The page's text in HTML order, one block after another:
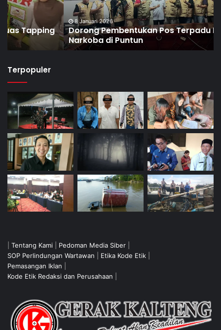
8 Januari 2026
Dorong Pembentukan Pos Terpadu Berantas
Narkoba di Puntun
Terpopuler
Tentang Kami Pedoman Media Siber
SOP Perlindungan Wartawan
Etika Kode Etik
Pemasangan Iklan
Kode Etik Redaksi dan Perusahaan